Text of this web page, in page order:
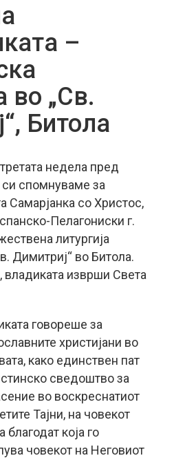
–
во „Св.
Битола
недела пред
спомнуваме за
Самарјанка со Христос,
Пелагониски г.
литургија
Димитриј“ во Битола.
владиката изврши Света
говореше за
христијани во
како единствен пат
сведоштво за
во воскреснатиот
Тајни, на човекот
која го
човекот на Неговиот